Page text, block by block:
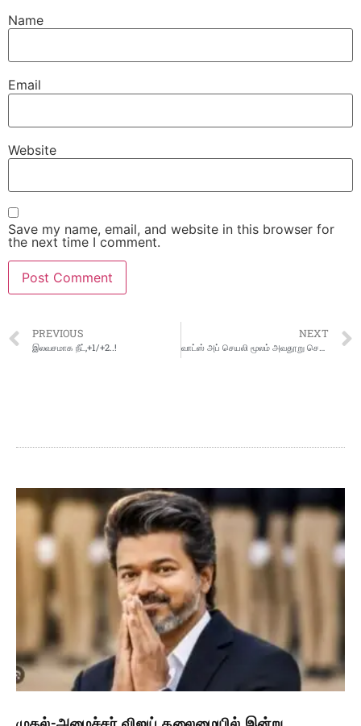
Name
Email
Website
Save my name, email, and website in this browser for
the next time I comment.
PREVIOUS
இலவசமாக நீட்,+1/+2..!
NEXT
வாட்ஸ் அப் செயலி மூலம் அவதூறு செய்திகளை பரப்பி வரும் நபர்கள் மீது நடவடிக்கை எடுக்க ஊராட்சி மன்ற தலைவர் ஆட்சியரிடம் புகார்